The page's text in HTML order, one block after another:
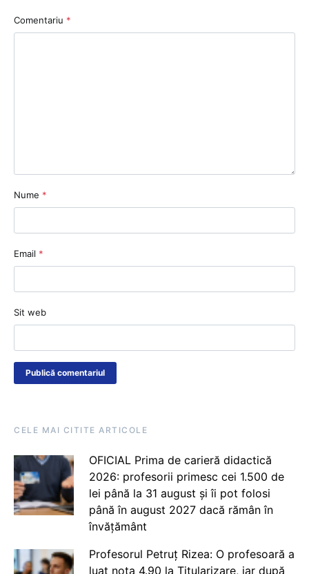
Comentariu *
Nume *
Email *
Sit web
CELE MAI CITITE ARTICOLE
OFICIAL Prima de carieră didactică
2026: profesorii primesc cei 1.500 de
lei până la 31 august și îi pot folosi
până în august 2027 dacă rămân în
învățământ
Profesorul Petruț Rizea: O profesoară a
luat nota 4.90 la Titularizare, iar după